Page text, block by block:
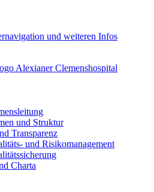
und weiteren Infos
und Struktur
Transparenz
und Risikomanagement
Charta